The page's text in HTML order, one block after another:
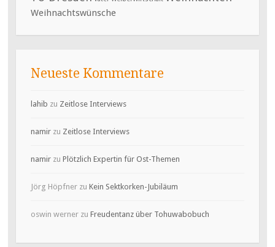
Weihnachtswünsche
Neueste Kommentare
lahib zu Zeitlose Interviews
namirzu Zeitlose Interviews
namirzu Plötzlich Expertin für Ost-Themen
Jörg Höpfnerzu Kein Sektkorken-Jubiläum
oswin wernerzu Freudentanz über Tohuwabobuch